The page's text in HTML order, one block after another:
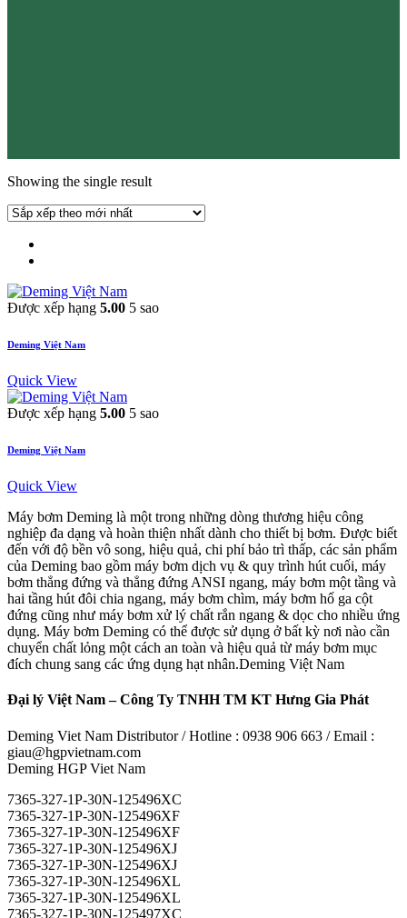
Showing the single result
Được xếp hạng 5.00 5 sao
Deming Việt Nam
Quick View
Được xếp hạng 5.00 5 sao
Deming Việt Nam
Quick View
Máy bơm Deming là một trong những dòng thương hiệu công
nghiệp đa dạng và hoàn thiện nhất dành cho thiết bị bơm. Được biết
đến với độ bền vô song, hiệu quả, chi phí bảo trì thấp, các sản phẩm
của Deming bao gồm máy bơm dịch vụ & quy trình hút cuối, máy
bơm thẳng đứng và thẳng đứng ANSI ngang, máy bơm một tầng và
hai tầng hút đôi chia ngang, máy bơm chìm, máy bơm hố ga cột
đứng cũng như máy bơm xử lý chất rắn ngang & dọc cho nhiều ứng
dụng. Máy bơm Deming có thể được sử dụng ở bất kỳ nơi nào cần
chuyển chất lỏng một cách an toàn và hiệu quả từ máy bơm mục
đích chung sang các ứng dụng hạt nhân.Deming Việt Nam
Đại lý Việt Nam – Công Ty TNHH TM KT Hưng Gia Phát
Deming Viet Nam Distributor / Hotline : 0938 906 663 / Email :
giau@hgpvietnam.com
Deming HGP Viet Nam
7365-327-1P-30N-125496XC
7365-327-1P-30N-125496XF
7365-327-1P-30N-125496XF
7365-327-1P-30N-125496XJ
7365-327-1P-30N-125496XJ
7365-327-1P-30N-125496XL
7365-327-1P-30N-125496XL
7365-327-1P-30N-125497XC